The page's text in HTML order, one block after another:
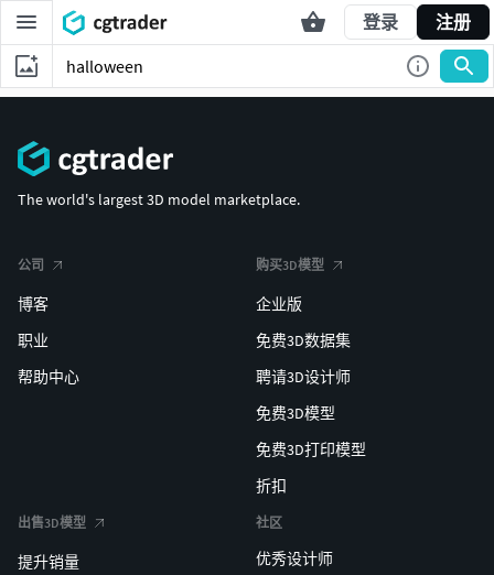
登录 注册
The world's largest 3D model marketplace.
公司
博客
职业
帮助中心
购买3D模型
企业版
免费3D数据集
聘请3D设计师
免费3D模型
免费3D打印模型
折扣
出售3D模型
提升销量
社区
优秀设计师